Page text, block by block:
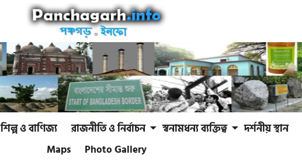
শিল্প ও বাণিজ্য রাজনীতি ও নির্বাচন স্বনামধন্য ব্যক্তিত্ব দর্শনীয় স্থান
Maps
Photo Gallery